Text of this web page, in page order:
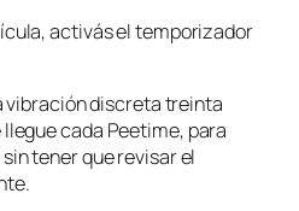
activás el temporizador
vibración discreta treinta
cada Peetime, para
tener que revisar el